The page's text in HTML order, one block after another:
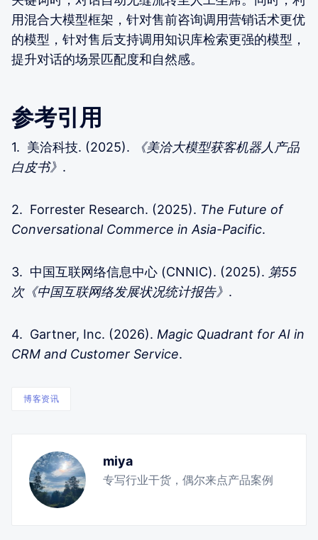
用混合大模型框架，针对售前咨询调用营销话术更优
的模型，针对售后支持调用知识库检索更强的模型，
提升对话的场景匹配度和自然感。
参考引用
1. 美洽科技. (2025).
《美洽大模型获客机器人产品
白皮书》 .
2. Forrester Research. (2025). The Future of
Conversational Commerce in Asia-Pacific.
3. 中国互联网络信息中心 (CNNIC). (2025). 第55
次《中国互联网络发展状况统计报告》 .
4. Gartner, Inc. (2026). Magic Quadrant for AI in
CRM and Customer Service.
博客资讯
miya
专写行业干货，偶尔来点产品案例